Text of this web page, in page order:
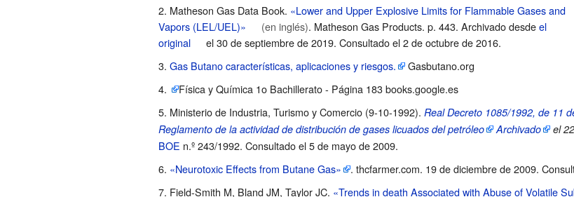
Matheson Gas Data Book. «Lower and Upper Explosive Limits for Flammable Gases and
Vapors (LEL/UEL)»
(en inglés). Matheson Gas Products. p. 443. Archivado desdeel
original
el 30 de septiembre de 2019. Consultado el 2 de octubre de 2016.
Gas Butano características, aplicaciones y riesgos.
Gasbutano.org
Física y Química 1o Bachillerato - Página 183 books.google.es
Ministerio de Industria, Turismo y Comercio (9-10-1992). Real Decreto 1085/1992, de 11
Reglamento de la actividad de distribución de gases licuados del petróleo
Archivado el
BOE n.º 243/1992. Consultado el 5 de mayo de 2009.
«Neurotoxic Effects from Butane Gas»
. thcfarmer.com. 19 de diciembre de 2009.
Field-Smith M, Bland JM, Taylor JC. «Trends in death Associated with Abuse of Volatile